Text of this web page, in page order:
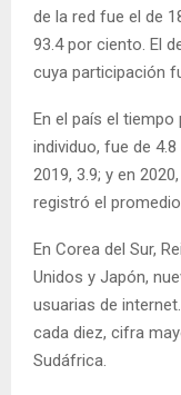
de la red fue el de
93.4 por ciento. El
cuya participación
En el país el
individuo, fue de 4.8
2019, 3.9; y en
registró el
En Corea del Sur,
Unidos y Japón,
usuarias de
cada diez, cifra
Sudáfrica.